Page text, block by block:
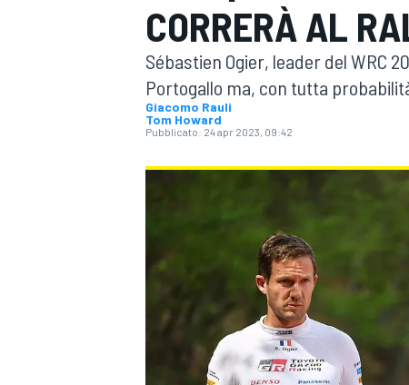
MOTOGP WEC
CORRERÀ AL
Sébastien Ogier, leader del WRC
Portogallo ma, con tutta
Giacomo Rauli
Tom Howard
Pubblicato: 24 apr 2023, 09:42